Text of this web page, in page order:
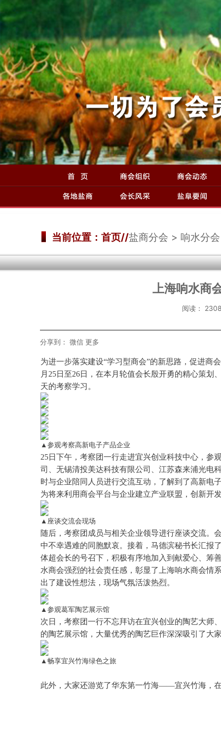
当前位置：首页//盐商分会 > 响水分会
上海响水商
阅读：
分享到： 微信 更多
为进一步落实建设“学习型商会”的新思路，促进商
月25日至26日 ，在本月 轮值会长殷开勇的精心策划
天的考察学习。
▲参观考察高新电子产品企业
25日 下午 ，考察团一行走进宜兴创业科技中心 ， 参
司
无锡清投美达科技有限公司
江苏森来浦光电
时与企业陪同人员进行交流互动 ， 了解到了高新电
为将来利用商会平台与企业建立产业联盟 ， 创新开
▲座谈交流会现场
随后，考察团成员与相关企业领导进行座谈交流。
中不幸遇难的同胞默哀。 接着，马德滨秘书长汇报
体超会长的号召下，积极有序地加入到献爱心、筹
水商会强烈的社会责任感，彰显了上海响水商会情
出了建设性想法，现场气氛活泼热烈。
▲参观葛军陶艺展示馆
次日 ， 考察团一行不忘拜访在宜兴创业的陶艺大师
的陶艺展示馆 ， 大量优秀的陶艺巨作深深吸引 了大
▲畅享宜兴竹海绿色之旅
此外， 大家还游览了华东第一竹海——宜兴竹海 ，